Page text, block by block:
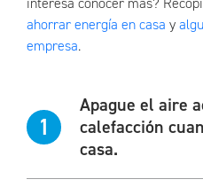
ahorrar energía en casa y
empresa.
1
Apague el aire
calefacción
casa.